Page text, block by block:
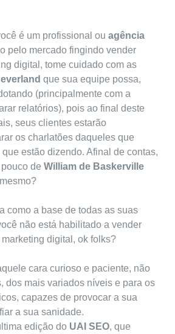
é um profissional ou agência
pelo mercado fingindo vender
digital, tome cuidado com as
que sua equipe possa,
(principalmente com a
relatórios), pois ao final deste
seus clientes estarão
os charlatões daqueles que
estão dizendo. Afinal de contas,
de William de Baskerville
como a base de todas as suas
não está habilitado a vender
digital, ok folks?
cara curioso e paciente, não
dos mais variados níveis e para os
capazes de provocar a sua
a sua sanidade.
edição do UAI SEO, que